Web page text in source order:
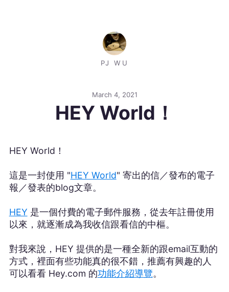
PJ WU
March 4, 2021
HEY World！
HEY World！
這是一封使用 "HEY World" 寄出的信／發布的電子
報／發表的blog文章。
HEY 是一個付費的電子郵件服務，從去年註冊使用
以來，就逐漸成為我收信跟看信的中樞。
對我來說，HEY 提供的是一種全新的跟email互動的
方式，裡面有些功能真的很不錯，推薦有興趣的人
可以看看 Hey.com 的功能介紹導覽。